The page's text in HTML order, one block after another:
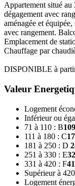
Appartement situé au
dégagement avec
aménagée et
avec rangement.
Emplacement de
Chauffage par
DISPONIBLE à
Valeur
Logement
Inférieur ou
71 à 110 : B109
111 à 180 : C
181 à 250 : D
251 à 330 : E
331 à 420 : F
Supérieur à
Logement